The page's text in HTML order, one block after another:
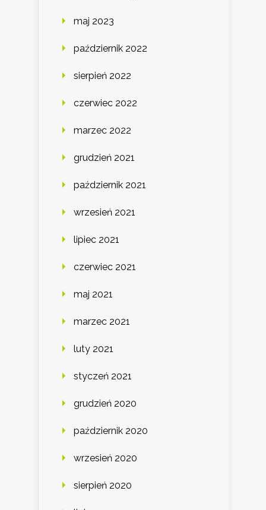
maj 2023
październik 2022
sierpień 2022
czerwiec 2022
marzec 2022
grudzień 2021
październik 2021
wrzesień 2021
lipiec 2021
czerwiec 2021
maj 2021
marzec 2021
luty 2021
styczeń 2021
grudzień 2020
październik 2020
wrzesień 2020
sierpień 2020